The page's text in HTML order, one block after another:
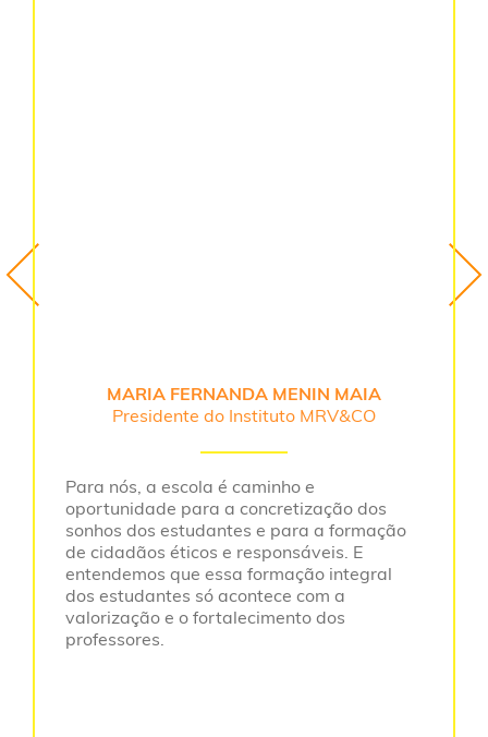
MARIA FERNANDA MENIN MAIA
Presidente do Instituto MRV&CO
Para nós, a escola é caminho e
oportunidade para a concretização dos
sonhos dos estudantes e para a formação
de cidadãos éticos e responsáveis. E
entendemos que essa formação integral
dos estudantes só acontece com a
valorização e o fortalecimento dos
professores.